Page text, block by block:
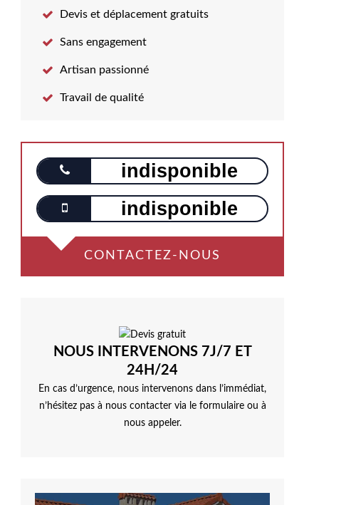
Devis et déplacement gratuits
Sans engagement
Artisan passionné
Travail de qualité
indisponible
indisponible
CONTACTEZ-NOUS
NOUS INTERVENONS 7J/7 ET
24H/24
En cas d’urgence, nous intervenons dans l’immédiat,
n’hésitez pas à nous contacter via le formulaire ou à
nous appeler.